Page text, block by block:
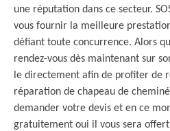
une réputation dans ce secteur.
vous fournir la meilleure
défiant toute concurrence. Alors
rendez-vous dès maintenant sur
le directement afin de profiter de
réparation de chapeau de
demander votre devis et en ce
gratuitement oui il vous sera